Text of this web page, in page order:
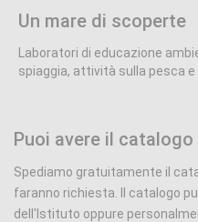
Un mare di scoperte
Laboratori di educazione
spiaggia, attività sulla pesca e
Puoi avere il
Spediamo gratuitamente il
faranno richiesta. Il catalogo
dell'Istituto oppure